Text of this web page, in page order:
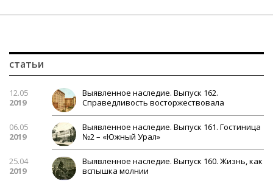
статьи
12.05
2019
Выявленное наследие. Выпуск 162.
Справедливость восторжествовала
06.05
2019
Выявленное наследие. Выпуск 161. Гостиница
№2 – «Южный Урал»
25.04
2019
Выявленное наследие. Выпуск 160. Жизнь, как
вспышка молнии